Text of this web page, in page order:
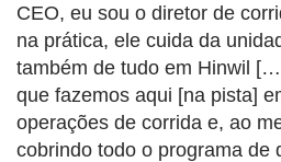
CEO, eu sou o diretor de
na prática, ele cuida da
também de tudo em Hinwil
que fazemos aqui [na pista]
operações de corrida e, ao
cobrindo todo o programa de